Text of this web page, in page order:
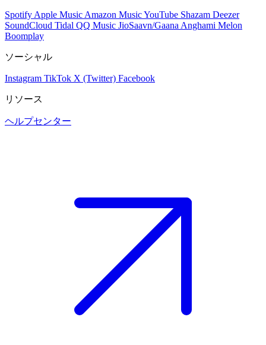
Spotify Apple Music Amazon MusicYouTube Shazam Deezer
SoundCloud Tidal QQ Music JioSaavn/Gaana Anghami Melon
Boomplay
ソーシャル
Instagram TikTok X (Twitter) Facebook
リソース
ヘルプセンター